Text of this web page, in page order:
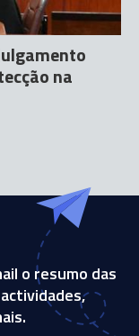
na
o resumo das